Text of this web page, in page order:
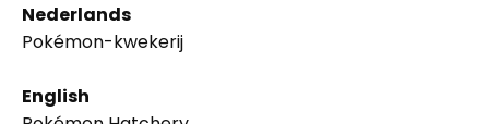
Nederlands
Pokémon-kwekerij
English